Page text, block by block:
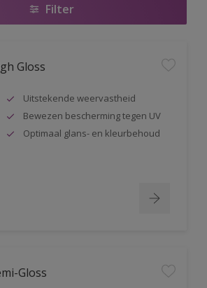
Filter
Gloss
Uitstekende weervastheid
Bewezen bescherming tegen UV
Optimaal glans- en kleurbehoud
Gloss